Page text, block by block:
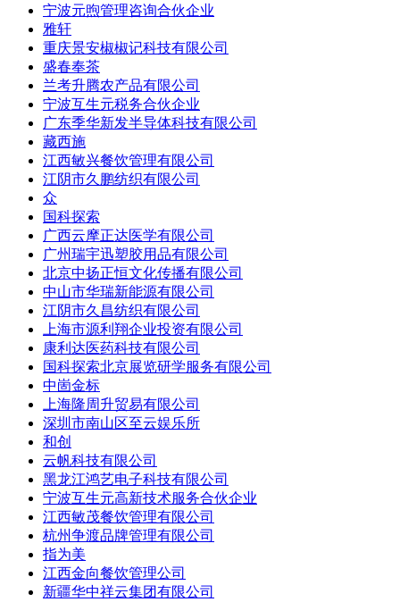
宁波元煦管理咨询合伙企业
雅轩
重庆景安椒椒记科技有限公司
盛春奉茶
兰考升腾农产品有限公司
宁波互生元税务合伙企业
广东季华新发半导体科技有限公司
藏西施
江西敏兴餐饮管理有限公司
江阴市久鹏纺织有限公司
众
国科探索
广西云摩正达医学有限公司
广州瑞宇迅塑胶用品有限公司
北京中扬正恒文化传播有限公司
中山市华瑞新能源有限公司
江阴市久昌纺织有限公司
上海市源利翔企业投资有限公司
康利达医药科技有限公司
国科探索北京展览研学服务有限公司
中崮金标
上海隆周升贸易有限公司
深圳市南山区至云娱乐所
和创
云帆科技有限公司
黑龙江鸿艺电子科技有限公司
宁波互生元高新技术服务合伙企业
江西敏茂餐饮管理有限公司
杭州争渡品牌管理有限公司
指为美
江西金向餐饮管理公司
新疆华中祥云集团有限公司